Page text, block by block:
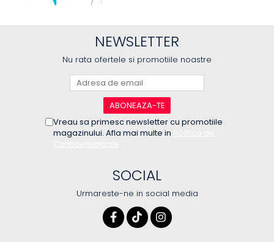
NEWSLETTER
Nu rata ofertele si promotiile noastre
Vreau sa primesc newsletter cu promotiile
magazinului. Afla mai multe in
SOCIAL
Urmareste-ne in social media